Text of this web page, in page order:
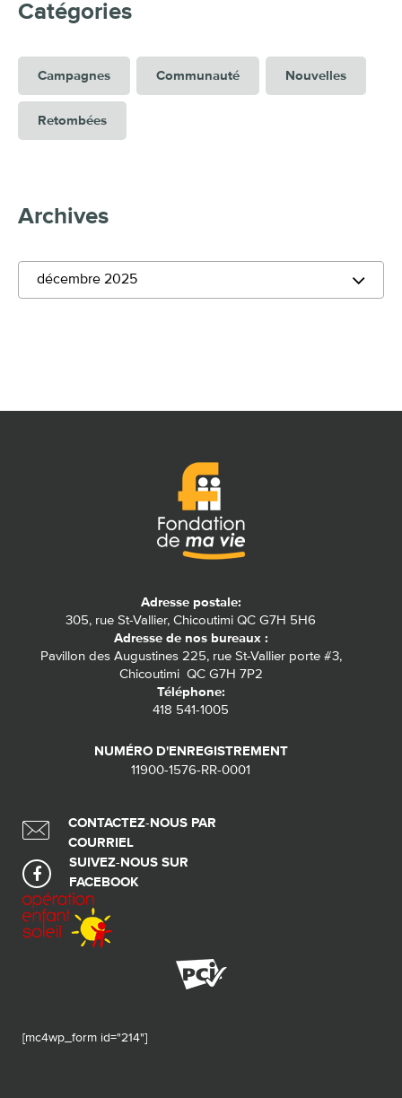
Catégories
Campagnes Communauté Nouvelles
Retombées
Archives
décembre 2025
Adresse postale:
305, rue St-Vallier, Chicoutimi QC G7H 5H6
Adresse de nos bureaux :
Pavillon des Augustines 225, rue St-Vallier porte #3,
Chicoutimi QC G7H 7P2
Téléphone:
418 541-1005
NUMÉRO D'ENREGISTREMENT
11900-1576-RR-0001
CONTACTEZ-NOUS PAR
COURRIEL
SUIVEZ-NOUS SUR
FACEBOOK
[mc4wp_form id="214"]